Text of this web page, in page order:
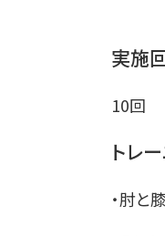
実施
10回
トレ
・肘と